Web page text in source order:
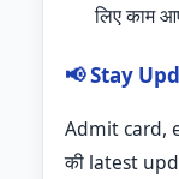
लिए काम
📢 Stay
Admit card,
की latest